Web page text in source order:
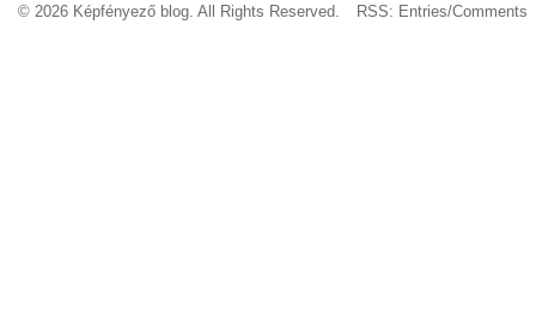
© 2026 Képfényező blog. All Rights Reserved. RSS: Entries/Comments